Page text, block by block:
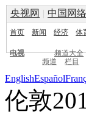
央视网 | 中国网
首页 新闻 经济 体
电视 频道大全
频道
栏目
EnglishEspañol
伦敦